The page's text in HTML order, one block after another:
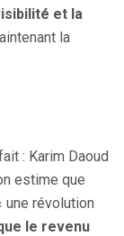
et la
la
: Karim Daoud
estime que
une révolution
le revenu